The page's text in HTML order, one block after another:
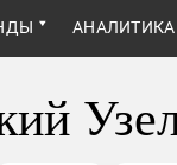
АНАЛИТИКА